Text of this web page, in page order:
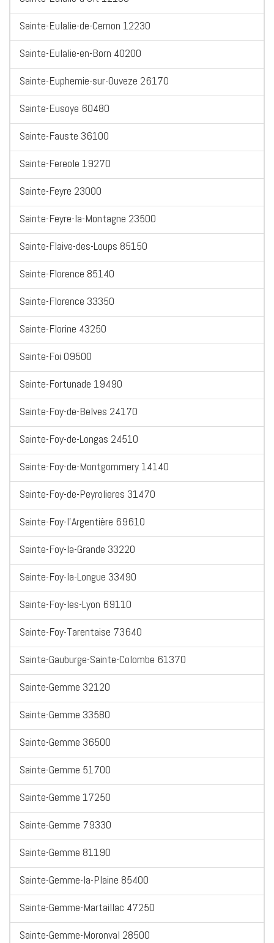
Sainte-Eulalie-de-Cernon 12230
Sainte-Eulalie-en-Born 40200
Sainte-Euphemie-sur-Ouveze 26170
Sainte-Eusoye 60480
Sainte-Fauste 36100
Sainte-Fereole 19270
Sainte-Feyre 23000
Sainte-Feyre-la-Montagne 23500
Sainte-Flaive-des-Loups 85150
Sainte-Florence 85140
Sainte-Florence 33350
Sainte-Florine 43250
Sainte-Foi 09500
Sainte-Fortunade 19490
Sainte-Foy-de-Belves 24170
Sainte-Foy-de-Longas 24510
Sainte-Foy-de-Montgommery 14140
Sainte-Foy-de-Peyrolieres 31470
Sainte-Foy-l'Argentière 69610
Sainte-Foy-la-Grande 33220
Sainte-Foy-la-Longue 33490
Sainte-Foy-les-Lyon 69110
Sainte-Foy-Tarentaise 73640
Sainte-Gauburge-Sainte-Colombe 61370
Sainte-Gemme 32120
Sainte-Gemme 33580
Sainte-Gemme 36500
Sainte-Gemme 51700
Sainte-Gemme 17250
Sainte-Gemme 79330
Sainte-Gemme 81190
Sainte-Gemme-la-Plaine 85400
Sainte-Gemme-Martaillac 47250
Sainte-Gemme-Moronval 28500